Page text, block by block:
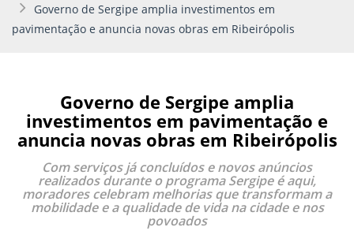
Governo de Sergipe amplia investimentos em
pavimentação e anuncia novas obras em Ribeirópolis
Governo de Sergipe amplia
investimentos em pavimentação e
anuncia novas obras em Ribeirópolis
Com serviços já concluídos e novos anúncios
realizados durante o programa Sergipe é aqui,
moradores celebram melhorias que transformam a
mobilidade e a qualidade de vida na cidade e nos
povoados